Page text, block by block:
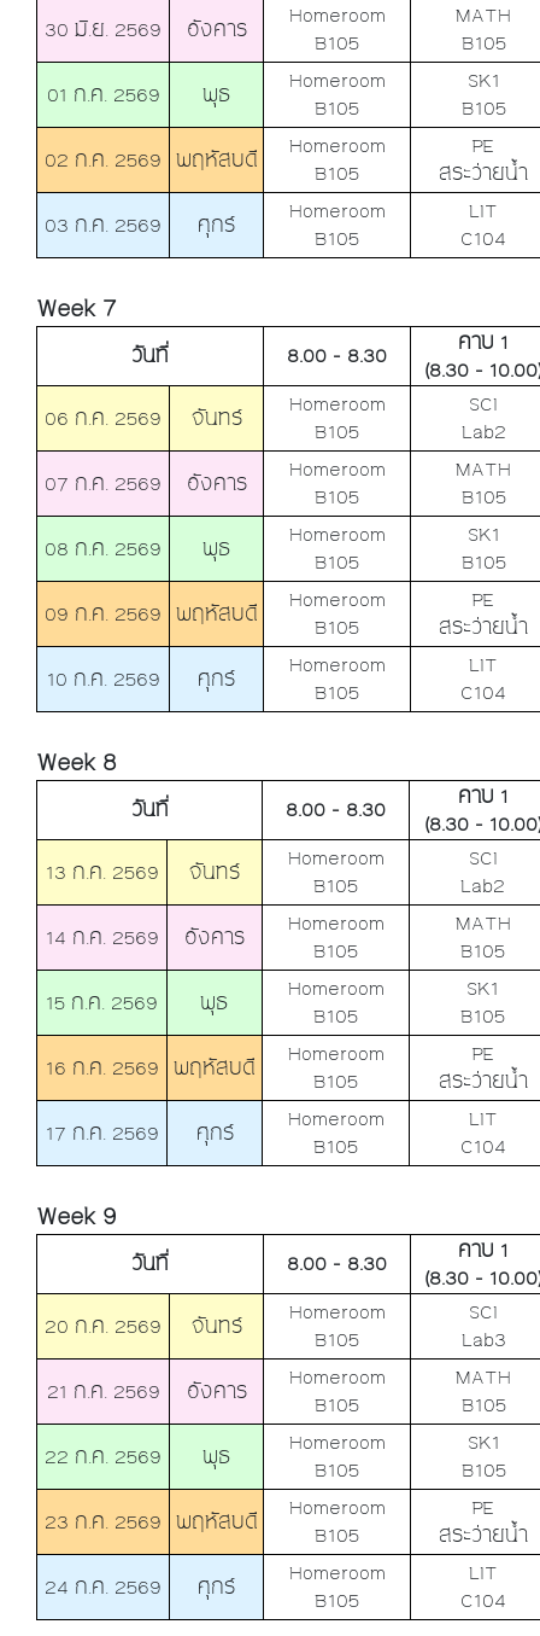
30 มิ.ย. 2569
อังคาร
Homeroom
B105
MATH
B105
01 ก.ค. 2569
พุธ
Homeroom
B105
SK1
B105
02 ก.ค. 2569 พฤหัสบดี
Homeroom
B105
PE
สระว่ายน้ำ
03 ก.ค. 2569
ศุกร์
Homeroom
B105
LIT
C104
Week 7
วันที่ 8.00 - 8.30
คาบ 1
(8.30 -
06 ก.ค. 2569
จันทร์
Homeroom
B105
SCI
Lab2
07 ก.ค. 2569
อังคาร
Homeroom
B105
MATH
B105
08 ก.ค. 2569
พุธ
Homeroom
B105
SK1
B105
09 ก.ค. 2569 พฤหัสบดี
Homeroom
B105
PE
สระว่ายน้ำ
10 ก.ค. 2569
ศุกร์
Homeroom
B105
LIT
C104
Week 8
วันที่ 8.00 - 8.30
คาบ 1
(8.30 -
13 ก.ค. 2569
จันทร์
Homeroom
B105
SCI
Lab2
14 ก.ค. 2569
อังคาร
Homeroom
B105
MATH
B105
15 ก.ค. 2569
พุธ
Homeroom
B105
SK1
B105
16 ก.ค. 2569 พฤหัสบดี
Homeroom
B105
PE
สระว่ายน้ำ
17 ก.ค. 2569
ศุกร์
Homeroom
B105
LIT
C104
Week 9
วันที่ 8.00 - 8.30
คาบ 1
(8.30 -
20 ก.ค. 2569
จันทร์
Homeroom
B105
SCI
Lab3
21 ก.ค. 2569
อังคาร
Homeroom
B105
MATH
B105
22 ก.ค. 2569
พุธ
Homeroom
B105
SK1
B105
23 ก.ค. 2569 พฤหัสบดี
Homeroom
B105
PE
สระว่ายน้ำ
24 ก.ค. 2569
ศุกร์
Homeroom
B105
LIT
C104